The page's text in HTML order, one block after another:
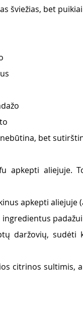
šviežias, bet
bet
apkepti aliejuje.
apkepti aliejuje
daržovių,
citrinos sultimis,